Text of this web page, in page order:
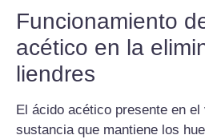
Funcionamiento
acético en la
liendres
El ácido acético presente en
sustancia que mantiene los